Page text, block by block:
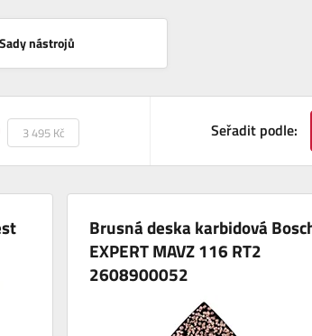
Sady nástrojů
Seřadit podle:
Brusná deska karbidová
EXPERT MAVZ 116 RT2
2608900052